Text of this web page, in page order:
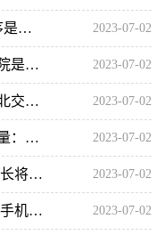
哀江南赋序主要内容_哀江南赋序是什么文体简介介绍 世界观察 2023-07-02
河北科技师范学院（河北科技学院是公办还是民办） 2023-07-02
下周9只新股申购：创业板5只，北交所、科创板各2只，含信音电子、昊帆生物、豪声电子等 2023-07-02
马斯克将限制推特用户可阅读数量：数据窃取太严重 2023-07-02
【崩坏三/爱莉希雅】当生病的舰长将爱莉顺势推倒… 2023-07-02
为啥内行人都不建议选128G内存手机，三个原因很扎心，水太深了 2023-07-02